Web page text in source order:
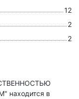
12
2
2
в